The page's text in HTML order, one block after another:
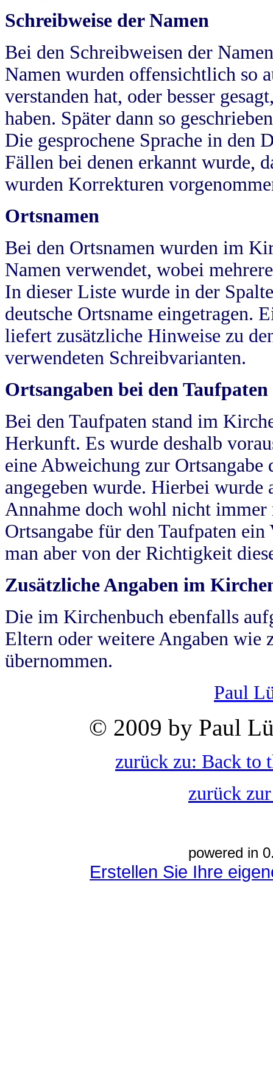
Schreibweise der Namen
Bei den Schreibweisen der
Namen wurden offensichtlich so
verstanden hat, oder besser
haben. Später dann so
Die gesprochene Sprache in
Fällen bei denen erkannt wurde,
wurden Korrekturen
Ortsnamen
Bei den Ortsnamen wurden im
Namen verwendet, wobei
In dieser Liste wurde in der
deutsche Ortsname eingetragen.
liefert zusätzliche Hinweise zu
verwendeten Schreibvarianten.
Ortsangaben bei den Taufpaten
Bei den Taufpaten stand im
Herkunft. Es wurde deshalb
eine Abweichung zur
angegeben wurde. Hierbei wurde
Annahme doch wohl nicht
Ortsangabe für den Taufpaten
man aber von der Richtigkeit
Zusätzliche Angaben im
Die im Kirchenbuch ebenfalls
Eltern oder weitere Angaben wie
übernommen.
Paul
© 2009 by Paul
zurück zu: Back to
zurück
powered in
Erstellen Sie Ihre